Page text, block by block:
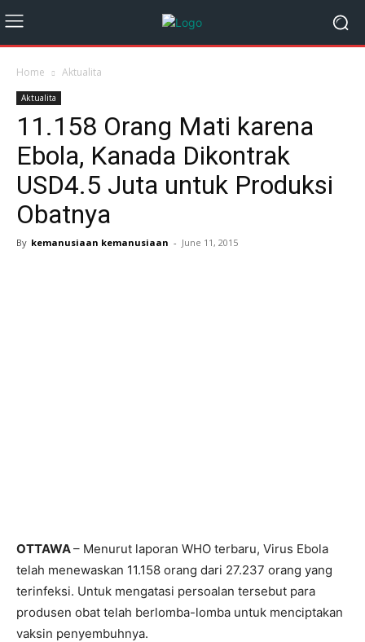
Home Aktualita
Aktualita
11.158 Orang Mati karena
Ebola, Kanada Dikontrak
USD4.5 Juta untuk Produksi
Obatnya
By kemanusiaan kemanusiaan - June 11, 2015
OTTAWA– Menurut laporan WHO terbaru, Virus Ebola
telah menewaskan 11.158 orang dari 27.237 orang yang
terinfeksi. Untuk mengatasi persoalan tersebut para
produsen obat telah berlomba-lomba untuk menciptakan
vaksin penyembuhnya.